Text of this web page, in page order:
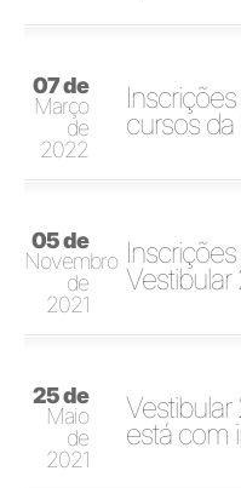
07 de
Março
de
2022
cursos da
05 de
Novembro
de
2021
25 de
Maio
de
2021
está com